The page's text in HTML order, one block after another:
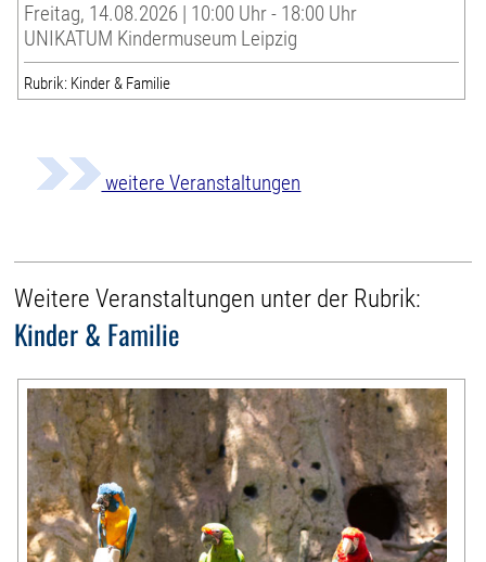
Freitag, 14.08.2026 | 10:00 Uhr - 18:00 Uhr
UNIKATUM Kindermuseum Leipzig
Rubrik: Kinder & Familie
weitere Veranstaltungen
Weitere Veranstaltungen unter der Rubrik:
Kinder & Familie